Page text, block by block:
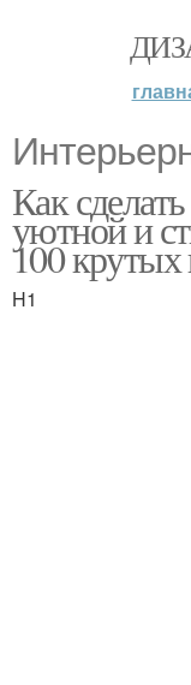
Как
уютной и
100 крутых
H1